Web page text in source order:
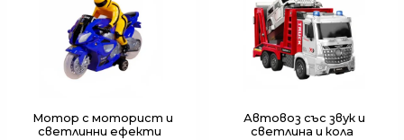
Мотор с моторист и
светлинни ефекти
Автовоз със звук и
светлина и кола